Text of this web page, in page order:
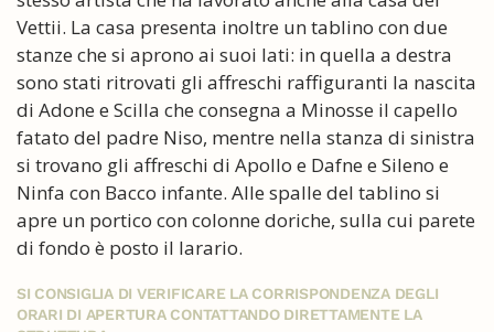
Vettii. La casa presenta inoltre un tablino con due
stanze che si aprono ai suoi lati: in quella a destra
sono stati ritrovati gli affreschi raffiguranti la nascita
di Adone e Scilla che consegna a Minosse il capello
fatato del padre Niso, mentre nella stanza di sinistra
si trovano gli affreschi di Apollo e Dafne e Sileno e
Ninfa con Bacco infante. Alle spalle del tablino si
apre un portico con colonne doriche, sulla cui parete
di fondo è posto il larario.
SI CONSIGLIA DI VERIFICARE LA CORRISPONDENZA DEGLI
ORARI DI APERTURA CONTATTANDO DIRETTAMENTE LA